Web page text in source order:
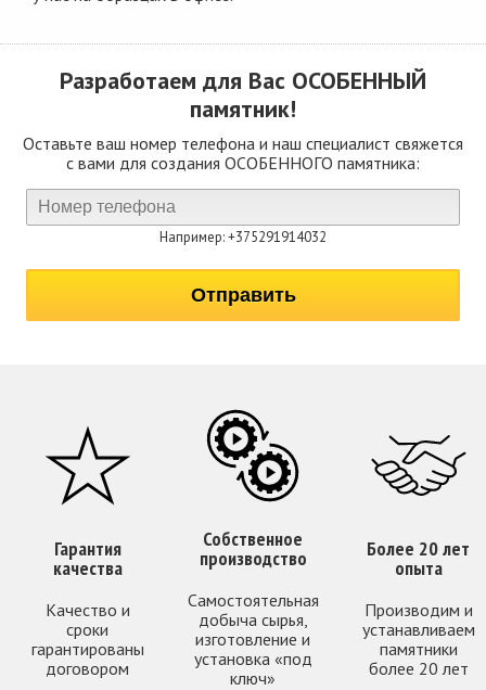
Разработаем для Вас ОСОБЕННЫЙ
памятник!
Оставьте ваш номер телефона и наш специалист свяжется
с вами для создания ОСОБЕННОГО памятника:
Например: +375291914032
Гарантия
качества
Качество и
сроки
гарантированы
договором
Собственное
производство
Самостоятельная
добыча сырья,
изготовление и
установка «под
ключ»
Более 20 лет
опыта
Производим и
устанавливаем
памятники
более 20 лет